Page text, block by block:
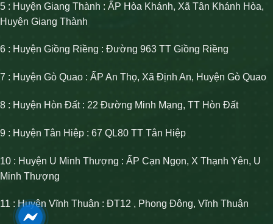
5 : Huyện Giang Thành : ẤP Hòa Khánh, Xã Tân Khánh Hòa,
Huyện Giang Thành
6 : Huyện Giồng Riềng : Đường 963 TT Giồng Riềng
7 : Huyện Gò Quao : ẤP An Thọ, Xã Định An, Huyện Gò Quao
8 : Huyện Hòn Đất : 22 Đường Minh Mạng, TT Hòn Đất
9 : Huyện Tân Hiệp : 67 QL80 TT Tân Hiệp
10 : Huyện U Minh Thượng : ẤP Cạn Ngọn, X Thạnh Yên, U
Minh Thượng
11 : Huyện Vĩnh Thuận : ĐT12 , Phong Đông, Vĩnh Thuận